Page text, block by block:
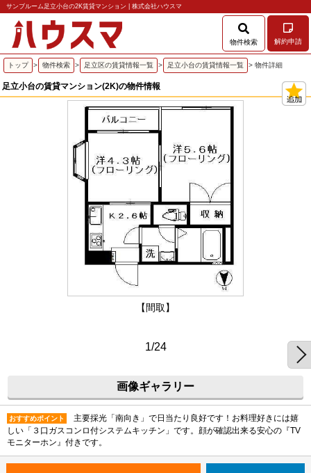
サンブルーム足立小台の2K賃貸マンション | 株式会社ハウスマ
物件検索 解約申請
トップ > 物件検索 > 足立区の賃貸情報一覧 > 足立小台の賃貸情報一覧 > 物件詳細
足立小台の賃貸マンション(2K)の物件情報
【間取】
1/24
画像ギャラリー
おすすめポイント
主要採光「南向き」で日当たり良好です！お料理好きには嬉
しい「３口ガスコンロ付システムキッチン」です。顔が確認出来る安心の『TV
モニターホン』付きです。